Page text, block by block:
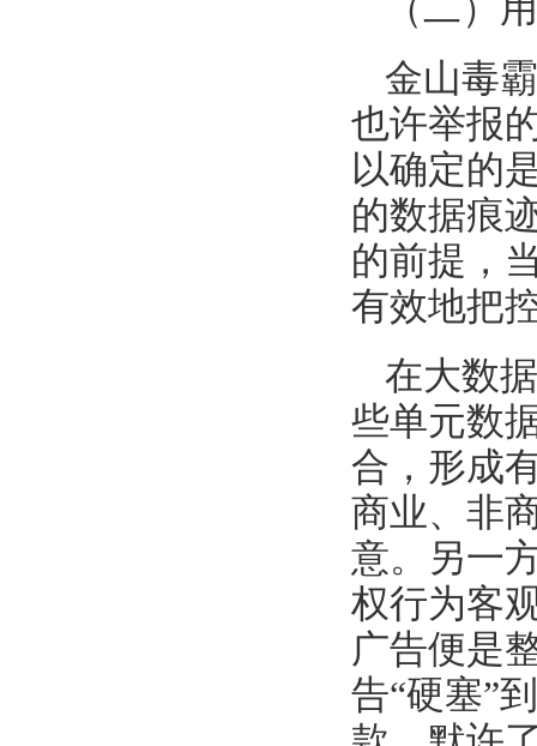
（二）
金山毒
也许举报
以确定的
的数据痕
的前提，
有效地把
在大数
些单元数
合，形成
商业、非
意。另一
权行为客
广告便是
告“硬塞”